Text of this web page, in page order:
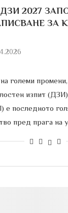
2027
ЗА
големи
изпит
е последното
пред прага на